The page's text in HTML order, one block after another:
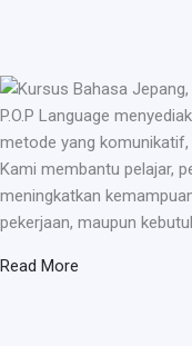
P.O.P Language
metode yang komunikatif,
Kami membantu pelajar,
meningkatkan
pekerjaan, maupun
Read More